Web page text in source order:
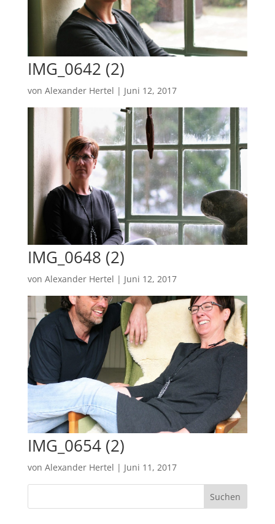
IMG_0642 (2)
von Alexander Hertel | Juni 12, 2017
IMG_0648 (2)
von Alexander Hertel | Juni 12, 2017
IMG_0654 (2)
von Alexander Hertel | Juni 11, 2017